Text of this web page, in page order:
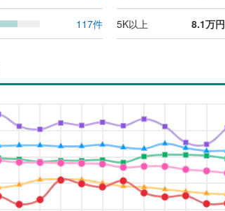
117件 5K以上 8.1万円